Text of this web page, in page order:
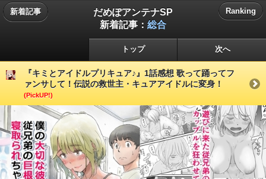
新着記事
だめぽアンテナSP
新着記事： 総合
Ranking
トップ 次へ
『キミとアイドルプリキュア♪』1話感想 歌って踊ってフ
ァンサして！伝説の救世主・キュアアイドルに変身！
(PickUP!)